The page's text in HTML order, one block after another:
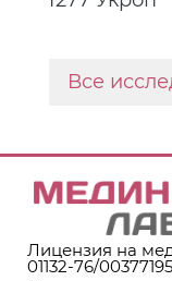
Все
Лицензия на
01132-76/